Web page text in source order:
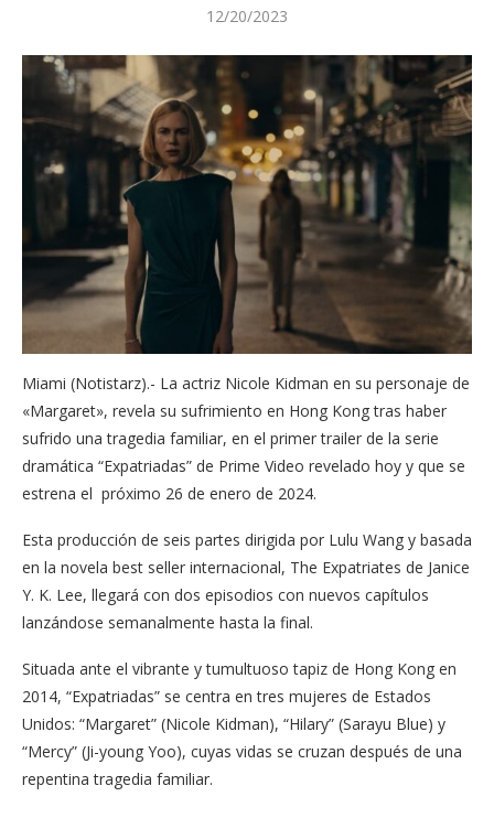
12/20/2023
Miami (Notistarz).- La actriz Nicole Kidman en su personaje de
«Margaret», revela su sufrimiento en Hong Kong tras haber
sufrido una tragedia familiar, en el primer trailer de la serie
dramática “Expatriadas” de Prime Video revelado hoy y que se
estrena el próximo 26 de enero de 2024.
Esta producción de seis partes dirigida por Lulu Wang y basada
en la novela best seller internacional, The Expatriates de Janice
Y. K. Lee, llegará con dos episodios con nuevos capítulos
lanzándose semanalmente hasta la final.
Situada ante el vibrante y tumultuoso tapiz de Hong Kong en
2014, “Expatriadas” se centra en tres mujeres de Estados
Unidos: “Margaret” (Nicole Kidman), “Hilary” (Sarayu Blue) y
“Mercy” (Ji-young Yoo), cuyas vidas se cruzan después de una
repentina tragedia familiar.